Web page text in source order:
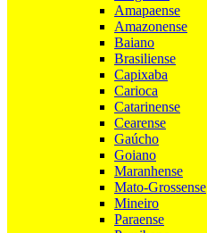
Amapaense
Amazonense
Baiano
Brasiliense
Capixaba
Carioca
Catarinense
Cearense
Gaúcho
Goiano
Maranhense
Mato-Grossense
Mineiro
Paraense